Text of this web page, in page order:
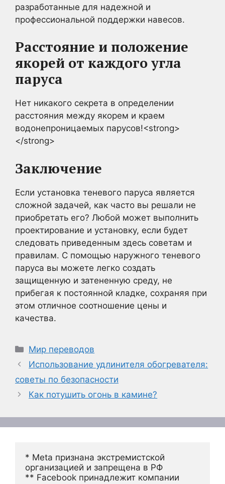
разработанные для надежной и
профессиональной поддержки навесов.
Расстояние и положение
якорей от каждого угла
паруса
Нет никакого секрета в определении
расстояния между якорем и краем
водонепроницаемых парусов!<strong>
</strong>
Заключение
Если установка теневого паруса является
сложной задачей, как часто вы решали не
приобретать его? Любой может выполнить
проектирование и установку, если будет
следовать приведенным здесь советам и
правилам. С помощью наружного теневого
паруса вы можете легко создать
защищенную и затененную среду, не
прибегая к постоянной кладке, сохраняя при
этом отличное соотношение цены и
качества.
Рубрики
Мир переводов
Использование удлинителя обогревателя:
советы по безопасности
Как потушить огонь в камине?
* Meta признана экстремистской
организацией и запрещена в РФ
** Facebook принадлежит компании